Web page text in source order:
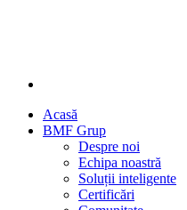
Acasă
BMF Grup
Despre noi
Echipa noastră
Soluții inteligente
Certificări